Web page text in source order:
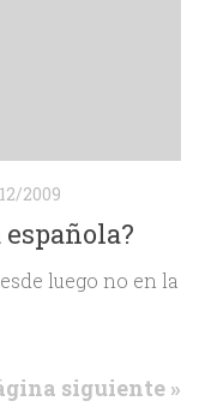
2009
luego no en la
siguiente »